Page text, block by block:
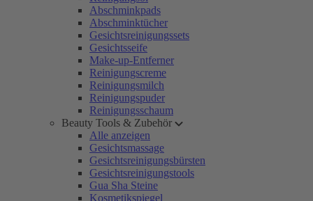
Abschminkpads
Abschminktücher
Gesichtsreinigungssets
Gesichtsseife
Make-up-Entferner
Reinigungscreme
Reinigungsmilch
Reinigungspuder
Reinigungsschaum
Beauty Tools & Zubehör
Alle anzeigen
Gesichtsmassage
Gesichtsreinigungsbürsten
Gesichtsreinigungstools
Gua Sha Steine
Kosmetikspiegel